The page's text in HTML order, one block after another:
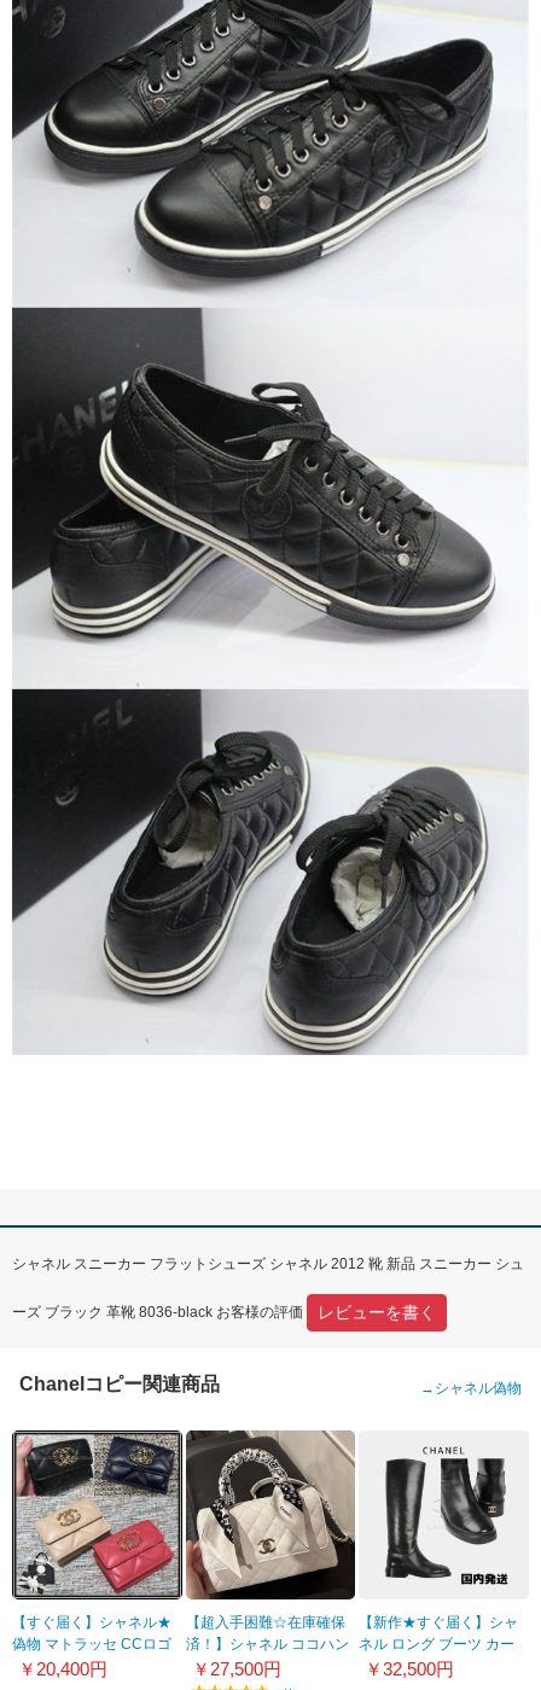
シャネル スニーカー フラットシューズ シャネル 2012 靴 新品 スニーカー シュ
ーズ ブラック 革靴 8036-black お客様の評価 レビューを書く
Chanelコピー関連商品 → シャネル偽物
【すぐ届く】シャネル★
偽物 マトラッセ CCロゴ
三つ折り ウォレット
￥20,400円
【超入手困難☆在庫確保
済！】シャネル ココハン
ドル 24cm バッグ コピー
￥27,500円
【新作★すぐ届く】シャ
ネル ロング ブーツ カー
フスキン コピーロゴ
￥32,500円